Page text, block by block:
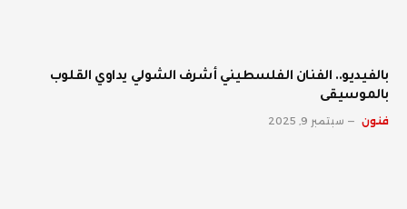
بالفيديو.. الفنان الفلسطيني أشرف الشولي يداوي القلوب
بالموسيقى
فنون سبتمبر 9, 2025